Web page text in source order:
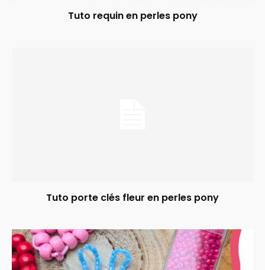
Tuto requin en perles pony
Tuto porte clés fleur en perles pony